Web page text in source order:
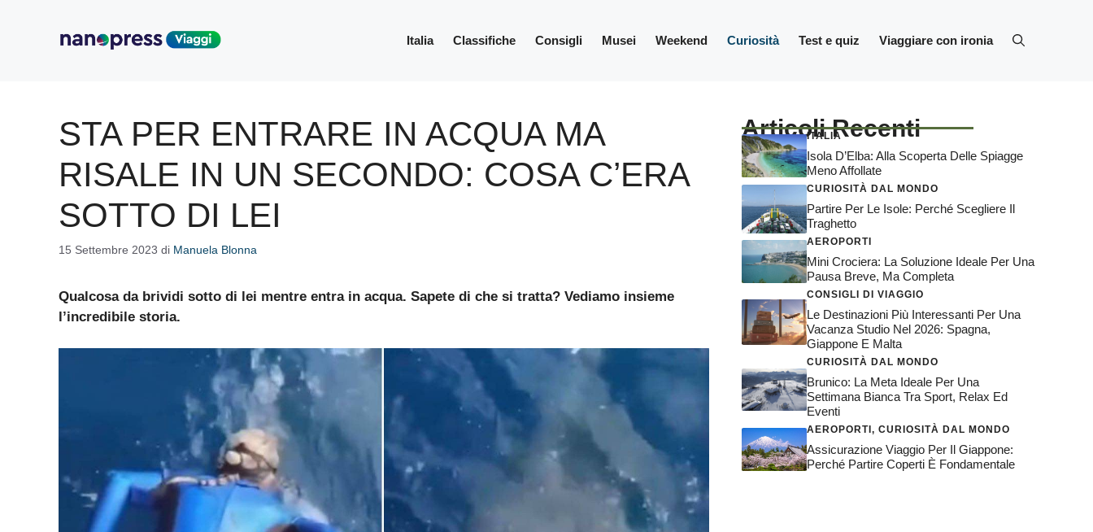
Italia Classifiche Consigli Musei Weekend Curiosità Test e quiz Viaggiare con ironia
STA PER ENTRARE IN ACQUA MA
RISALE IN UN SECONDO: COSA C’ERA
SOTTO DI LEI
15 Settembre 2023 di Manuela Blonna
Qualcosa da brividi sotto di lei mentre entra in acqua. Sapete di che si tratta? Vediamo insieme
l’incredibile storia.
Articoli Recenti
ITALIA
Isola D’Elba: Alla Scoperta Delle Spiagge
Meno Affollate
CURIOSITÀ DAL MONDO
Partire Per Le Isole: Perché Scegliere Il
Traghetto
AEROPORTI
Mini Crociera: La Soluzione Ideale Per Una
Pausa Breve, Ma Completa
CONSIGLI DI VIAGGIO
Le Destinazioni Più Interessanti Per Una
Vacanza Studio Nel 2026: Spagna,
Giappone E Malta
CURIOSITÀ DAL MONDO
Brunico: La Meta Ideale Per Una
Settimana Bianca Tra Sport, Relax Ed
Eventi
AEROPORTI , CURIOSITÀ DAL MONDO
Assicurazione Viaggio Per Il Giappone:
Perché Partire Coperti È Fondamentale